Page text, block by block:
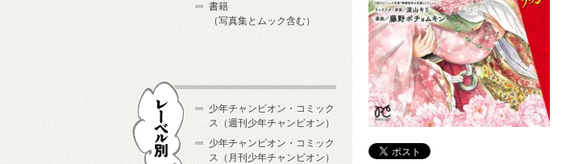
書籍
（写真集とムック含む）
少年チャンピオン・コミック
ス（週刊少年チャンピオン）
少年チャンピオン・コミック
ス（月刊少年チャンピオン）